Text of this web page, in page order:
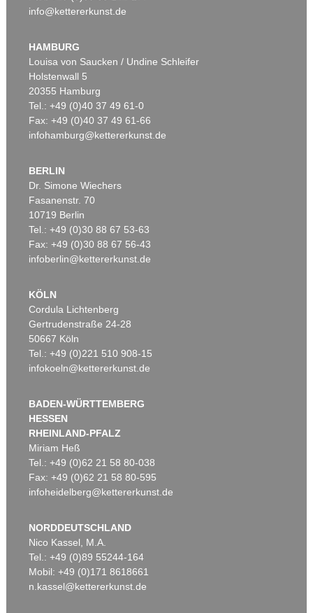
info@kettererkunst.de
HAMBURG
Louisa von Saucken / Undine Schleifer
Holstenwall 5
20355 Hamburg
Tel.: +49 (0)40 37 49 61-0
Fax: +49 (0)40 37 49 61-66
infohamburg@kettererkunst.de
BERLIN
Dr. Simone Wiechers
Fasanenstr. 70
10719 Berlin
Tel.: +49 (0)30 88 67 53-63
Fax: +49 (0)30 88 67 56-43
infoberlin@kettererkunst.de
KÖLN
Cordula Lichtenberg
Gertrudenstraße 24-28
50667 Köln
Tel.: +49 (0)221 510 908-15
infokoeln@kettererkunst.de
BADEN-WÜRTTEMBERG
HESSEN
RHEINLAND-PFALZ
Miriam Heß
Tel.: +49 (0)62 21 58 80-038
Fax: +49 (0)62 21 58 80-595
infoheidelberg@kettererkunst.de
NORDDEUTSCHLAND
Nico Kassel, M.A.
Tel.: +49 (0)89 55244-164
Mobil: +49 (0)171 8618661
n.kassel@kettererkunst.de